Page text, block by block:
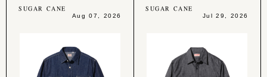
SUGAR CANE
Aug 07, 2026
SUGAR CANE
Jul 29, 2026